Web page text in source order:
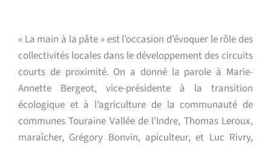
« La main à la pâte » est l’occasion d’évoquer le rôle des
collectivités locales dans le développement des circuits
courts de proximité. On a donné la parole à Marie-
Annette Bergeot, vice-présidente à la transition
écologique et à l’agriculture de la communauté de
communes Touraine Vallée de l’Indre, Thomas Leroux,
maraîcher, Grégory Bonvin, apiculteur, et Luc Rivry,